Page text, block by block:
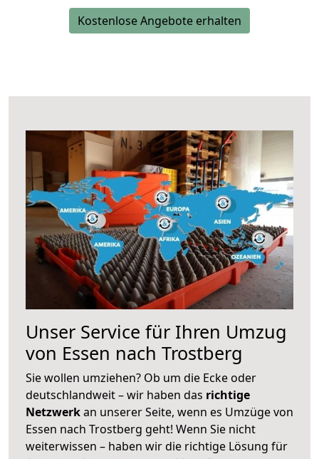
Kostenlose Angebote erhalten
Unser Service für Ihren Umzug
von Essen nach Trostberg
Sie wollen umziehen? Ob um die Ecke oder
deutschlandweit – wir haben das richtige
Netzwerkan unserer Seite, wenn es Umzüge von
Essen nach Trostberg geht! Wenn Sie nicht
weiterwissen – haben wir die richtige Lösung für